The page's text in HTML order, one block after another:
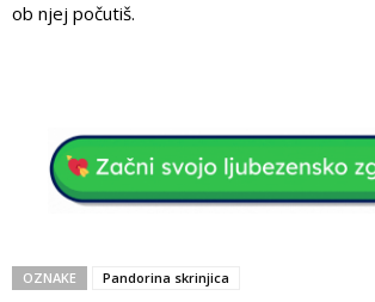
ob njej počutiš.
OZNAKE Pandorina skrinjica